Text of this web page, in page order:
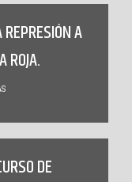
A
ROJA.
DE